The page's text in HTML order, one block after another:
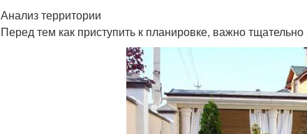
Анализ территории
Перед тем как приступить к планировке, важно